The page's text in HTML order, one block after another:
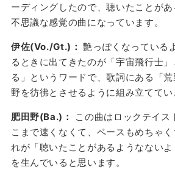
ーディングしたので、聴いたことが
不思議な感覚の曲になっています。
伊佐(Vo./Gt.)：艶っぽくなっている
るときに出てきたのが「宇宙飛行士
る」というワードで、歌詞にある「
野を彷彿とさせるように組み立ててい
肥田野(Ba.)：
この曲はロックテイス
こまで速くなくて、ベースもめちゃ
れが「聴いたことがあるようなない
を生んでいると思います。